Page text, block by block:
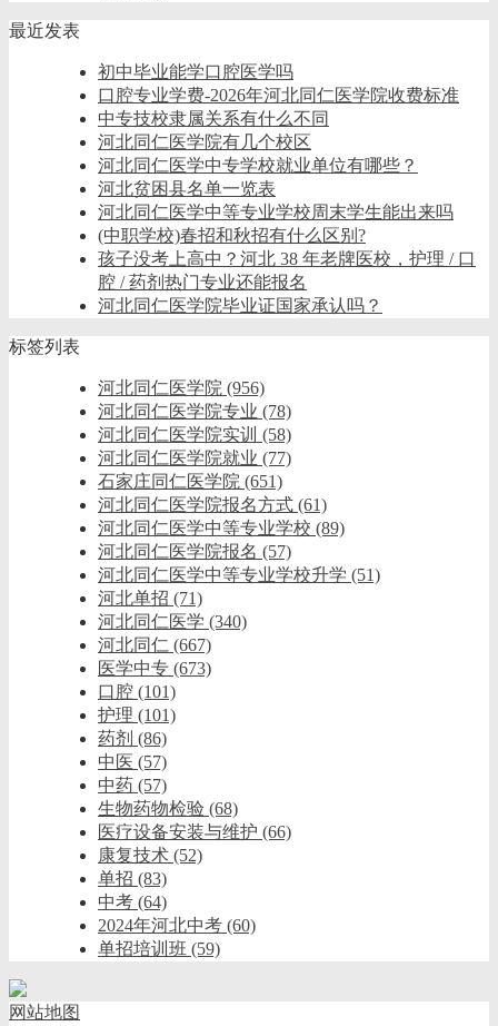
最近发表
初中毕业能学口腔医学吗
口腔专业学费-2026年河北同仁医学院收费标准
中专技校隶属关系有什么不同
河北同仁医学院有几个校区
河北同仁医学中专学校就业单位有哪些？
河北贫困县名单一览表
河北同仁医学中等专业学校周末学生能出来吗
(中职学校)春招和秋招有什么区别?
孩子没考上高中？河北 38 年老牌医校，护理 / 口
腔 / 药剂热门专业还能报名
河北同仁医学院毕业证国家承认吗？
标签列表
河北同仁医学院 (956)
河北同仁医学院专业 (78)
河北同仁医学院实训 (58)
河北同仁医学院就业 (77)
石家庄同仁医学院 (651)
河北同仁医学院报名方式 (61)
河北同仁医学中等专业学校 (89)
河北同仁医学院报名 (57)
河北同仁医学中等专业学校升学 (51)
河北单招 (71)
河北同仁医学 (340)
河北同仁 (667)
医学中专 (673)
口腔 (101)
护理 (101)
药剂 (86)
中医 (57)
中药 (57)
生物药物检验 (68)
医疗设备安装与维护 (66)
康复技术 (52)
单招 (83)
中考 (64)
2024年河北中考 (60)
单招培训班 (59)
网站地图